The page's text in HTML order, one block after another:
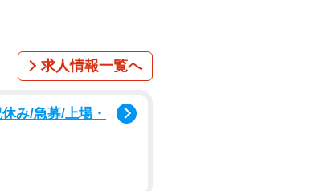
求人情報一覧へ
み/急募/上場・